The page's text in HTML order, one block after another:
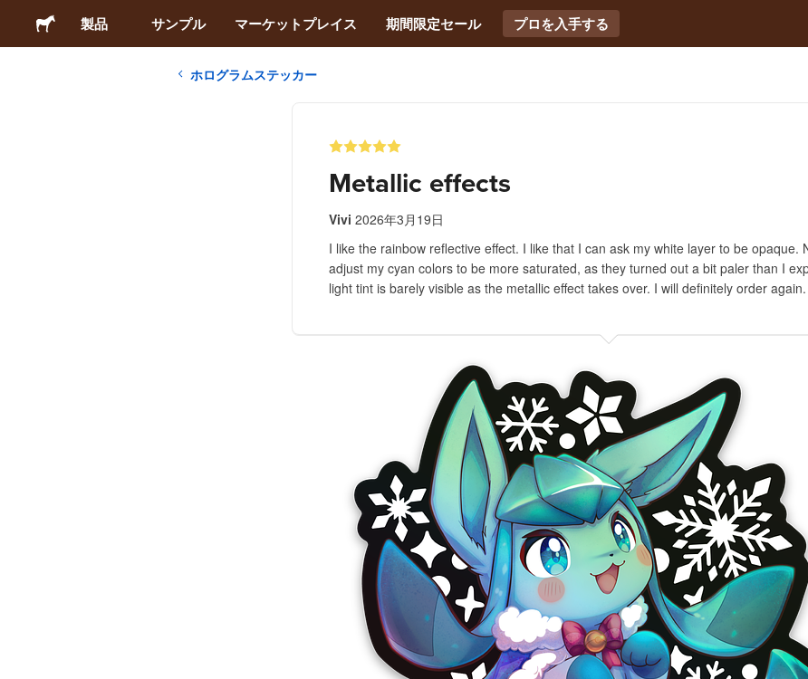
製品 サンプル マーケットプレイス 期間限定セール プロを入手する
ホログラムステッカー
Metallic effects
Vivi 2026年3月19日
I like the rainbow reflective effect. I like that I can ask my white layer to be opaque.
adjust my cyan colors to be more saturated, as they turned out a bit paler than I
light tint is barely visible as the metallic effect takes over. I will definitely order again.